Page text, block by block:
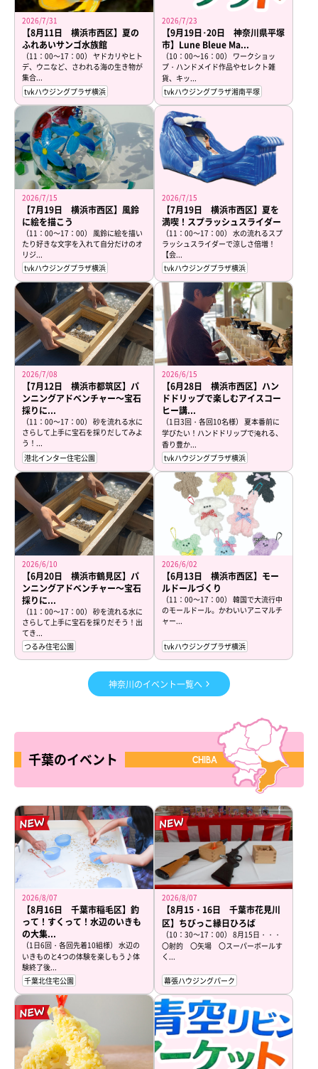
2026/7/31
【8月11日 横浜市西区】夏の
ふれあいサンゴ水族館
（11：00～17：00） ヤドカリやヒト
デ、ウニなど、さわれる海の生き物が
集合...
tvkハウジングプラザ横浜
2026/7/23
【9月19日･20日 神奈川県平塚
市】Lune Bleue Ma...
（10：00～16：00） ワークショッ
プ・ハンドメイド作品やセレクト雑
貨、キッ...
tvkハウジングプラザ湘南平塚
2026/7/15
【7月19日 横浜市西区】風鈴
に絵を描こう
（11：00～17：00） 風鈴に絵を描い
たり好きな文字を入れて自分だけのオ
リジ...
tvkハウジングプラザ横浜
2026/7/15
【7月19日 横浜市西区】夏を
満喫！スプラッシュスライダー
（11：00～17：00） 水の流れるスプ
ラッシュスライダーで涼しさ倍増！
【会...
tvkハウジングプラザ横浜
2026/7/08
【7月12日 横浜市都筑区】パ
ンニングアドベンチャー～宝石
採りに...
（11：00～17：00） 砂を流れる水に
さらして上手に宝石を採りだしてみよ
う！...
港北インター住宅公園
2026/6/15
【6月28日 横浜市西区】ハン
ドドリップで楽しむアイスコー
ヒー講...
（1日3回・各回10名様） 夏本番前に
学びたい！ハンドドリップで淹れる、
香り豊か...
tvkハウジングプラザ横浜
2026/6/10
【6月20日 横浜市鶴見区】パ
ンニングアドベンチャー～宝石
採りに...
（11：00～17：00） 砂を流れる水に
さらして上手に宝石を採りだそう！出
てき...
つるみ住宅公園
2026/6/02
【6月13日 横浜市西区】モー
ルドールづくり
（11：00～17：00） 韓国で大流行中
のモールドール。かわいいアニマルチ
ャー...
tvkハウジングプラザ横浜
神奈川のイベント一覧へ
千葉のイベント CHIBA
2026/8/07
【8月16日 千葉市稲毛区】釣
って！すくって！水辺のいきも
の大集...
（1日6回・各回先着10組様） 水辺の
いきものと4つの体験を楽しもう♪体
験終了後...
千葉北住宅公園
2026/8/07
【8月15・16日 千葉市花見川
区】ちびっこ縁日ひろば
（10：30～17：00） 8月15日・・・
〇射的 〇矢場 〇スーパーボールす
く...
幕張ハウジングパーク